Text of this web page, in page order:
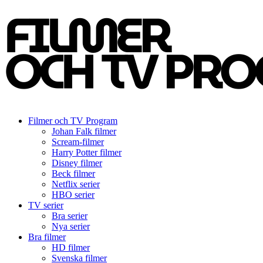
Filmer och TV Program
Johan Falk filmer
Scream-filmer
Harry Potter filmer
Disney filmer
Beck filmer
Netflix serier
HBO serier
TV serier
Bra serier
Nya serier
Bra filmer
HD filmer
Svenska filmer